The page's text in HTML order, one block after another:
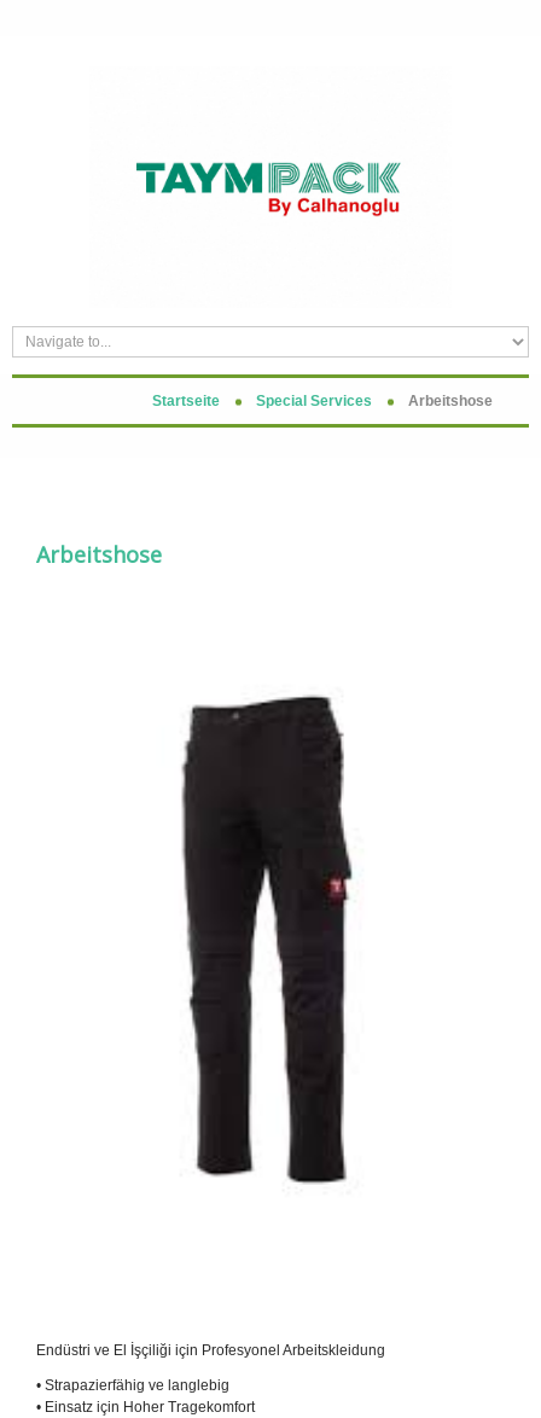
Startseite Special Services Arbeitshose
Arbeitshose
Endüstri ve El İşçiliği için Profesyonel Arbeitskleidung
• Strapazierfähig ve langlebig
• Einsatz için Hoher Tragekomfort